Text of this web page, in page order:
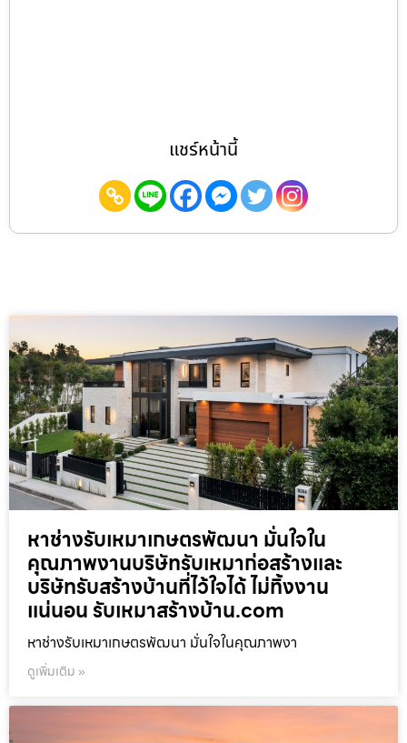
แชร์หน้านี้
หาช่างรับเหมาเกษตรพัฒนา มั่นใจใน
คุณภาพงานบริษัทรับเหมาก่อสร้างและ
บริษัทรับสร้างบ้านที่ไว้ใจได้ ไม่ทิ้งงาน
แน่นอน รับเหมาสร้างบ้าน.com
หาช่างรับเหมาเกษตรพัฒนา มั่นใจในคุณภาพงา
ดูเพิ่มเติม »